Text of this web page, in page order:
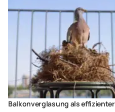
Balkonverglasung als